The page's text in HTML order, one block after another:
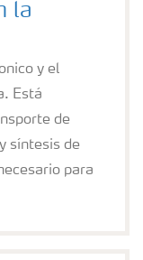
la
y el
Está
de
síntesis de
para